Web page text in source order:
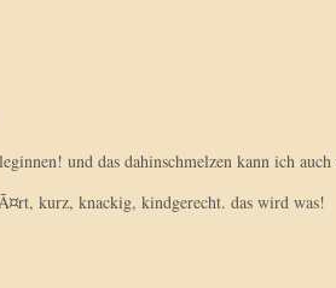
und das dahinschmelzen kann ich
kurz, knackig, kindgerecht. das wird was!